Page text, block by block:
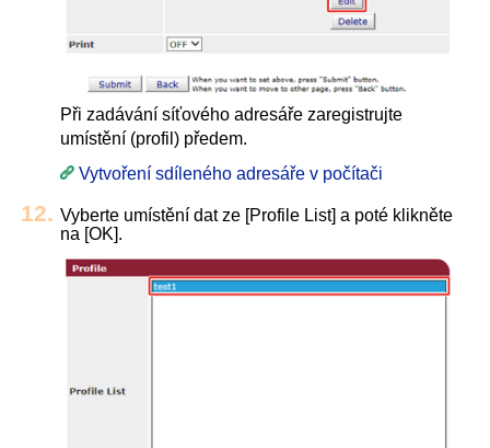
Při zadávání síťového adresáře zaregistrujte
umístění (profil) předem.
Vytvoření sdíleného adresáře v počítači
Vyberte umístění dat ze [Profile List] a poté klikněte
na [OK].